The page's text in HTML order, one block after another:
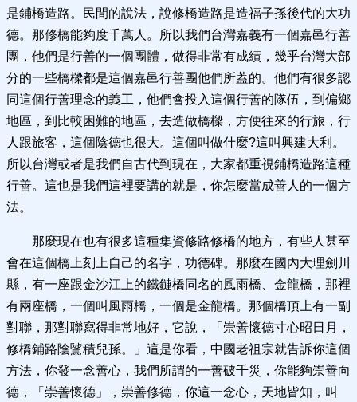
是鋪橋造路。民間的說法，說修橋造路是造福子孫後代的大功
德。那修橋能夠度千萬人。所以我們台灣嘉義有一個嘉邑行善
團，他們是行善的一個團體，做得非常有成績，幾乎台灣大部
分的一些橋樑都是這個嘉邑行善團他們所蓋的。他們有很多認
同這個行善理念的義工，他們會投入這個行善的隊伍，到偏鄉
地區，到比較困難的地區，去造做橋樑，方便往來的行旅，行
人跟旅客，這個陰德也很大。這個叫做什麼?這叫興建大利。
所以台灣或者是我們自古代到現在，大家都重視鋪橋造路這種
行善。這也是我們這裡要講的就是，你怎麼當成善人的一個方
法。
那麼現在也有很多這種集資修路修橋的地方，有些人甚至
會在這個橋上刻上自己的名字，功德碑。那麼在國內大理劍川
縣，有一座跟金沙江上的鐵鏈橋同名的風雨橋、金龍橋，那裡
有兩座橋，一個叫風雨橋，一個是金龍橋。那個橋頂上有一副
對聯，那對聯寫得非常地好，它說，「崇善懷德寸心昭日月，
修橋鋪路陰騭積兒孫。」這是你看，中國老祖宗就告訴你這個
方法，你發一念善心，我們所謂的一善破千災，你能夠崇善向
德，「崇善懷德」，崇善修德，你這一念心，天地皆知，叫